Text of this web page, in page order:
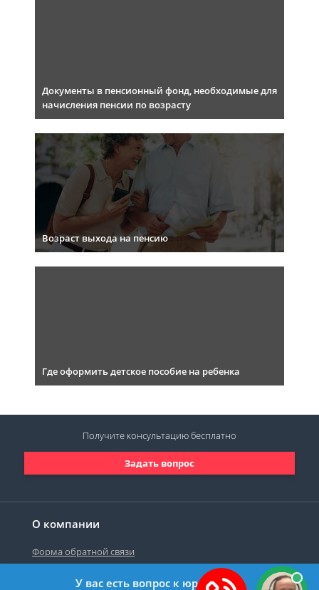
Документы в пенсионный фонд, необходимые для
начисления пенсии по возрасту
Возраст выхода на пенсию
Где оформить детское пособие на ребенка
О компании
Форма обратной связи
Задать вопрос
Получите консультациюбесплатно
У вас есть вопрос к юристу?